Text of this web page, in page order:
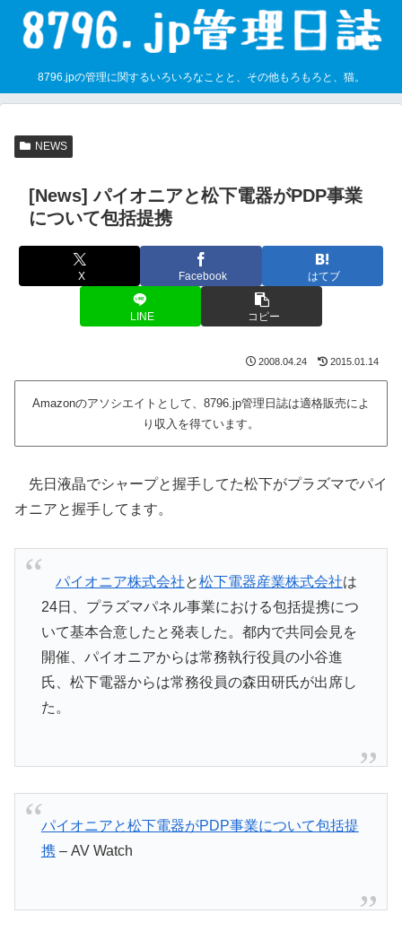
8796.jpの管理に関するいろいろなことと、その他もろもろと、猫。
NEWS
[News] パイオニアと松下電器がPDP事業
について包括提携
X Facebook はてブ
LINE コピー
2008.04.24 2015.01.14
Amazonのアソシエイトとして、8796.jp管理日誌は適格販売によ
り収入を得ています。
先日液晶でシャープと握手してた松下がプラズマでパイ